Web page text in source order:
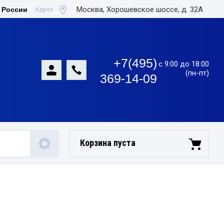
России Адрес Москва, Хорошевское шоссе, д. 32А
+7(495)
369-14-09
с 9:00 до 18:00
(пн-пт)
Корзина пуста